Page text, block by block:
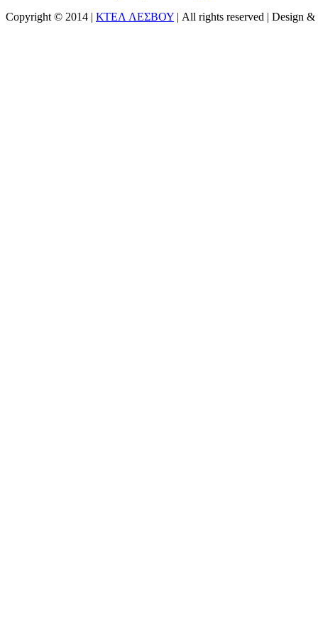
Copyright © 2014 | ΚΤΕΛ ΛΕΣΒΟΥ | All rights reserved | Design &